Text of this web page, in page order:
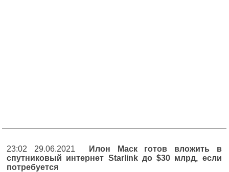
23:02 29.06.2021
Илон Маск готов вложить в
спутниковый интернет Starlink до $30 млрд, если
потребуется